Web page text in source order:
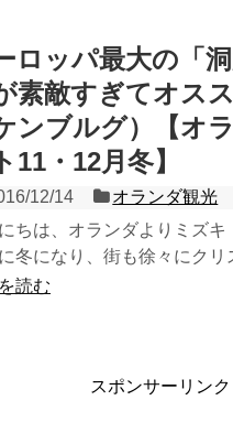
ロッパ最大の「
素敵すぎてオス
ンブルグ）【オ
11・12月冬】
12/14
オランダ観光
ちは、オランダよりミズ
冬になり、街も徐々にク
読む
スポンサーリンク